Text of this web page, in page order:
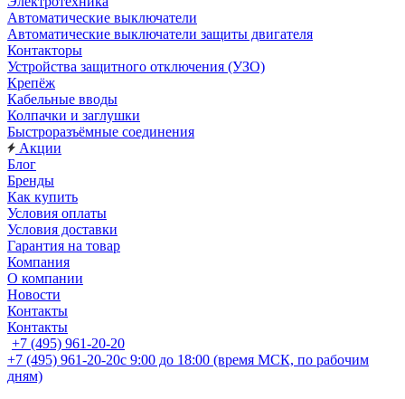
Автоматические выключатели
Автоматические выключатели защиты двигателя
Контакторы
Устройства защитного отключения (УЗО)
Крепёж
Кабельные вводы
Колпачки и заглушки
Быстроразъёмные соединения
Акции
Блог
Бренды
Как купить
Условия оплаты
Условия доставки
Гарантия на товар
Компания
О компании
Новости
Контакты
Контакты
+7 (495) 961-20-20
+7 (495) 961-20-20с 9:00 до 18:00 (время МСК, по рабочим
дням)